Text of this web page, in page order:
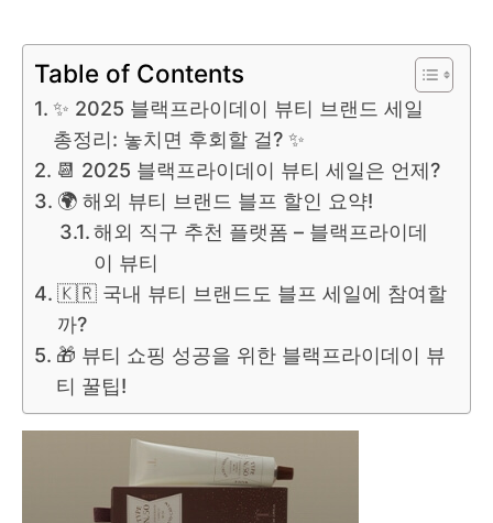
Table of Contents
✨ 2025 블랙프라이데이 뷰티 브랜드 세일
총정리: 놓치면 후회할 걸? ✨
📆 2025 블랙프라이데이 뷰티 세일은 언제?
🌍 해외 뷰티 브랜드 블프 할인 요약!
해외 직구 추천 플랫폼 – 블랙프라이데
이 뷰티
🇰🇷 국내 뷰티 브랜드도 블프 세일에 참여할
까?
🎁 뷰티 쇼핑 성공을 위한 블랙프라이데이 뷰
티 꿀팁!